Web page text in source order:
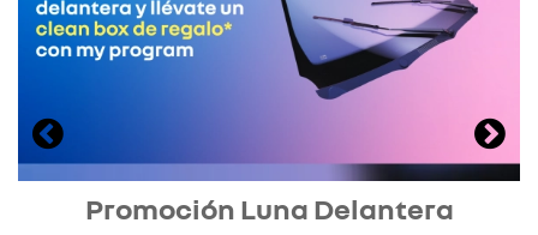
Promoción Luna Delantera